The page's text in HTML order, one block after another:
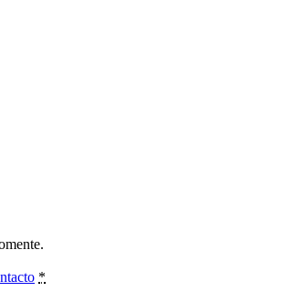
*